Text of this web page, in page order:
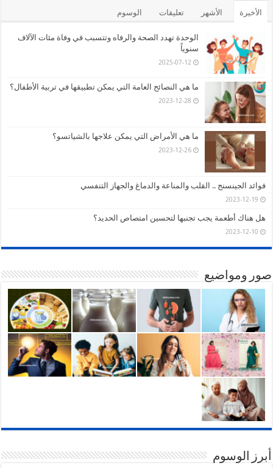
الأخيرة الأشهر تعليقات الوسوم
الوحدة تهدد الصحة والرفاه وتتسبب في وفاة مئات الآلاف
سنوياً
2025-07-12
ما هي النصائح العامة التي يمكن تطبيقها في تربية الأطفال؟
2023-12-28
ما هي الأمراض التي يمكن علاجها بالشياتسو؟
2023-12-26
فوائد الجينسنج .. القلب والمناعة والدماغ والجهاز التنفسي
2023-12-19
هل هناك أطعمة يجب تجنبها لتحسين امتصاص الحديد؟
2023-12-10
صور ومواضيع
أبرز الوسوم